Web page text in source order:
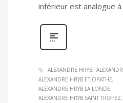
inférieur est analogue à
ALEXANDRE HRYB
ALEXANDRE HRYB ETIOPATHE
ALEXANDRE HRYB LA LONDE
ALEXANDRE HRYB SAINT TROPEZ